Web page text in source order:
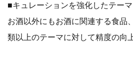
■キュレーションを強化したテーマ
お酒以外にもお酒に関連する食品
類以上のテーマに対して精度の向